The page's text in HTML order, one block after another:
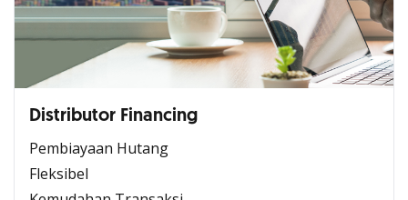
Distributor Financing
Pembiayaan Hutang
Fleksibel